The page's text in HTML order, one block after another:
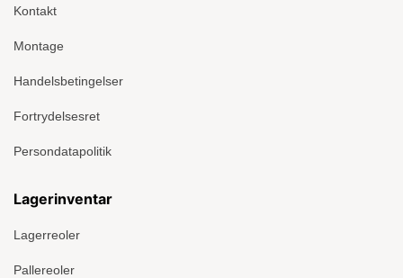
Kontakt
Montage
Handelsbetingelser
Fortrydelsesret
Persondatapolitik
Lagerinventar
Lagerreoler
Pallereoler